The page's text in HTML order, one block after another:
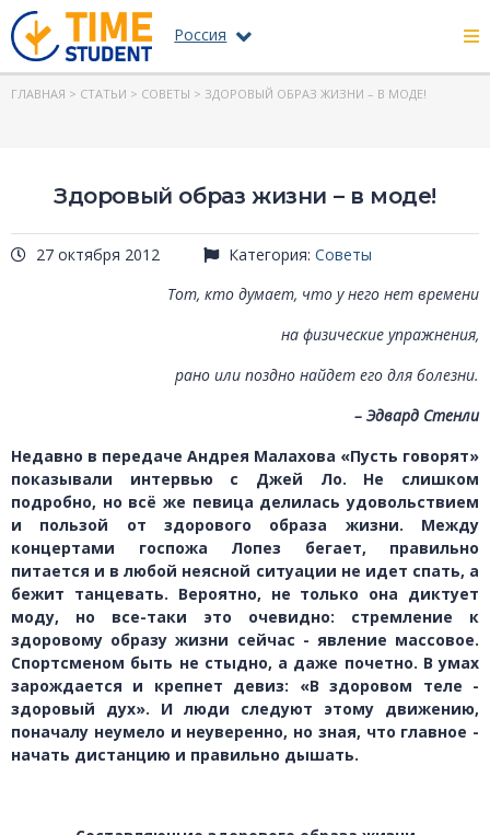
Россия
ГЛАВНАЯ > СТАТЬИ > СОВЕТЫ > ЗДОРОВЫЙ ОБРАЗ ЖИЗНИ – В МОДЕ!
Здоровый образ жизни – в моде!
27 октября 2012 Категория: Советы
Тот, кто думает, что у него нет времени
на физические упражнения,
рано или поздно найдет его для болезни.
– Эдвард Стенли
Недавно в передаче Андрея Малахова «Пусть говорят»
показывали интервью с Джей Ло. Не слишком
подробно, но всё же певица делилась удовольствием
и пользой от здорового образа жизни. Между
концертами госпожа Лопез бегает, правильно
питается и в любой неясной ситуации не идет спать, а
бежит танцевать. Вероятно, не только она диктует
моду, но все-таки это очевидно: стремление к
здоровому образу жизни сейчас - явление массовое.
Спортсменом быть не стыдно, а даже почетно. В умах
зарождается и крепнет девиз: «В здоровом теле -
здоровый дух». И люди следуют этому движению,
поначалу неумело и неуверенно, но зная, что главное -
начать дистанцию и правильно дышать.